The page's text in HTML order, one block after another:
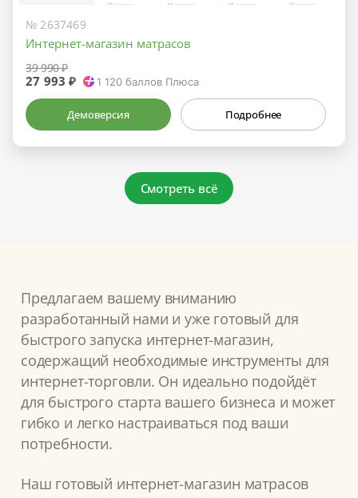
№ 2637469
Интернет-магазин матрасов
39 990 ₽
27 993 ₽ 1 120баллов Плюса
Демоверсия Подробнее
Смотреть всё
Предлагаем вашему вниманию
разработанный нами и уже готовый для
быстрого запуска интернет-магазин,
содержащий необходимые инструменты для
интернет-торговли. Он идеально подойдёт
для быстрого старта вашего бизнеса и может
гибко и легко настраиваться под ваши
потребности.
Наш готовый интернет-магазин матрасов